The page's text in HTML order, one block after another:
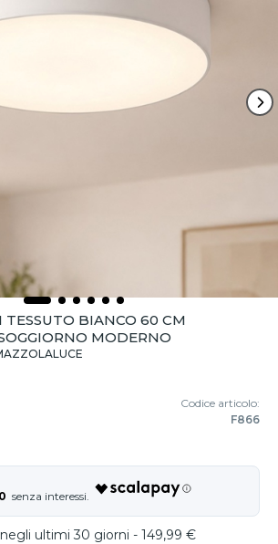
TESSUTO BIANCO 60 CM
MODERNO
Codice articolo:
F866
ultimi 30 giorni - 149,99 €